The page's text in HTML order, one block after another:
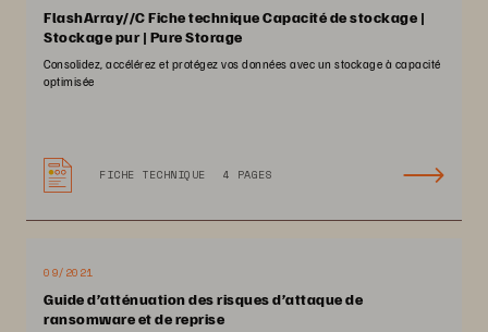
FlashArray//C Fiche technique Capacité de stockage |
Stockage pur | Pure Storage
Consolidez, accélérez et protégez vos données avec un stockage à capacité
optimisée
FICHE TECHNIQUE 4 PAGES
09/2021
Guide d’atténuation des risques d’attaque de
ransomware et de reprise